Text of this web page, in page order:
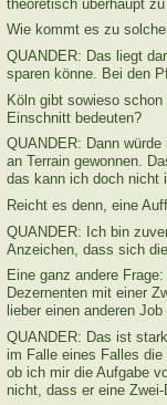
theoretisch überhaupt
Wie kommt es zu
QUANDER: Das liegt
sparen könne. Bei den
Köln gibt sowieso
Einschnitt bedeuten?
QUANDER: Dann
an Terrain gewonnen.
das kann ich doch nicht
Reicht es denn, eine
QUANDER: Ich bin
Anzeichen, dass sich
Eine ganz andere
Dezernenten mit einer
lieber einen anderen
QUANDER: Das ist
im Falle eines Falles
ob ich mir die Aufgabe
nicht, dass er eine